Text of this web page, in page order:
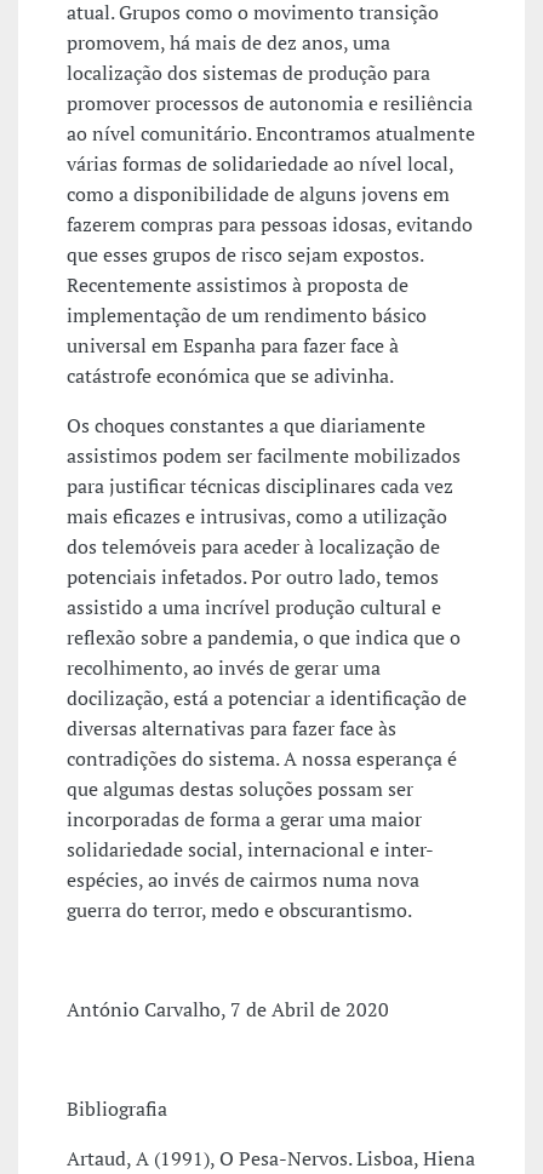
atual. Grupos como o movimento transição
promovem, há mais de dez anos, uma
localização dos sistemas de produção para
promover processos de autonomia e resiliência
ao nível comunitário. Encontramos atualmente
várias formas de solidariedade ao nível local,
como a disponibilidade de alguns jovens em
fazerem compras para pessoas idosas, evitando
que esses grupos de risco sejam expostos.
Recentemente assistimos à proposta de
implementação de um rendimento básico
universal em Espanha para fazer face à
catástrofe económica que se adivinha.
Os choques constantes a que diariamente
assistimos podem ser facilmente mobilizados
para justificar técnicas disciplinares cada vez
mais eficazes e intrusivas, como a utilização
dos telemóveis para aceder à localização de
potenciais infetados. Por outro lado, temos
assistido a uma incrível produção cultural e
reflexão sobre a pandemia, o que indica que o
recolhimento, ao invés de gerar uma
docilização, está a potenciar a identificação de
diversas alternativas para fazer face às
contradições do sistema. A nossa esperança é
que algumas destas soluções possam ser
incorporadas de forma a gerar uma maior
solidariedade social, internacional e inter-
espécies, ao invés de cairmos numa nova
guerra do terror, medo e obscurantismo.
António Carvalho, 7 de Abril de 2020
Bibliografia
Artaud, A (1991), O Pesa-Nervos. Lisboa, Hiena